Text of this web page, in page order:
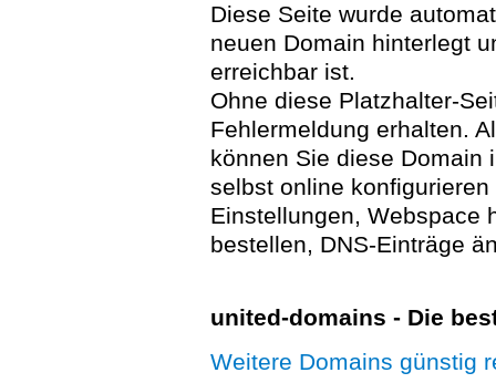
Diese Seite wurde
neuen Domain hinterlegt
erreichbar ist.
Ohne diese Platzhalter-
Fehlermeldung erhalten.
können Sie diese Domain
selbst online
Einstellungen, Webspace
bestellen, DNS-Einträge
united-domains - Die
Weitere Domains günstig